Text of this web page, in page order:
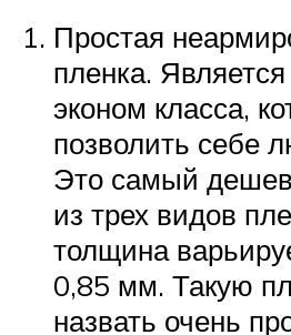
Простая
пленка.
эконом класса,
позволить себе
Это самый
из трех видов
толщина
0,85 мм. Такую
назвать очень